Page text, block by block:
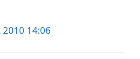
2010 14:06